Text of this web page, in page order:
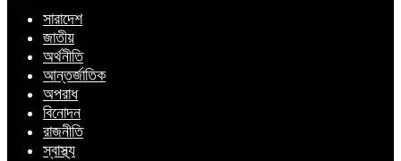
সারাদেশ
জাতীয়
অর্থনীতি
আন্তর্জাতিক
অপরাধ
বিনোদন
রাজনীতি
স্বাস্থ্য